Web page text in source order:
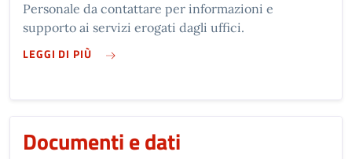
Personale da contattare per informazioni e
supporto ai servizi erogati dagli uffici.
LEGGI DI PIÙSU PERSONALE AMMINISTRATIVO
Documenti e dati